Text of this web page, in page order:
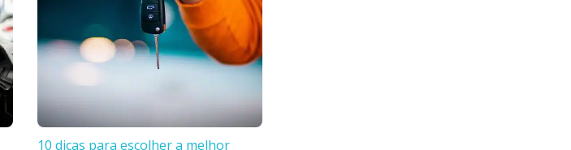
10 dicas para escolher a melhor